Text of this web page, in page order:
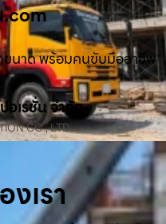
.com
ขนาด พร้อมคนขับมืออาชีพ
เรชั่น จำกัด
CO., LTD.
งเรา